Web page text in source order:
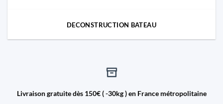
DECONSTRUCTION BATEAU
Livraison gratuite dès 150€ ( -30kg ) en France métropolitaine